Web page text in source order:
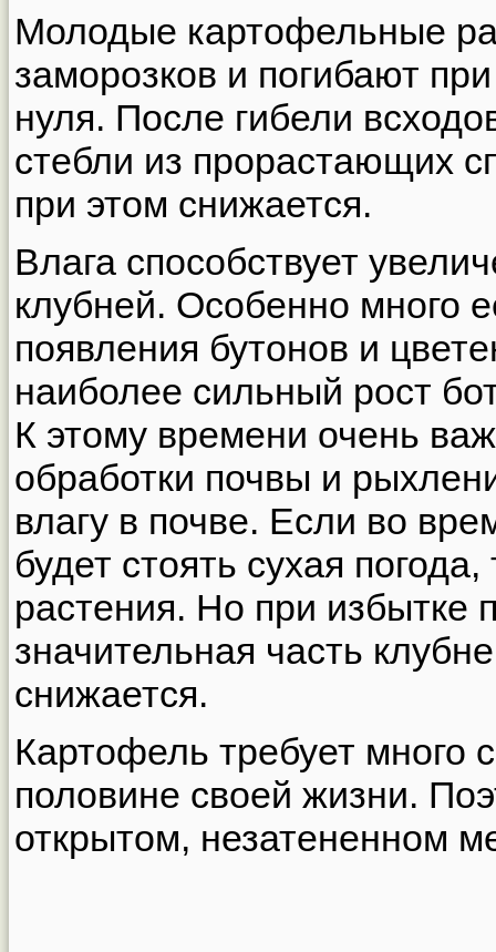
Молодые картофельные
заморозков и погибают
нуля. После гибели
стебли из прорастающих
при этом снижается.
Влага способствует
клубней. Особенно много
появления бутонов и
наиболее сильный рост
К этому времени очень
обработки почвы и
влагу в почве. Если во
будет стоять сухая
растения. Но при избытке
значительная часть
снижается.
Картофель требует много
половине своей жизни.
открытом, незатененном